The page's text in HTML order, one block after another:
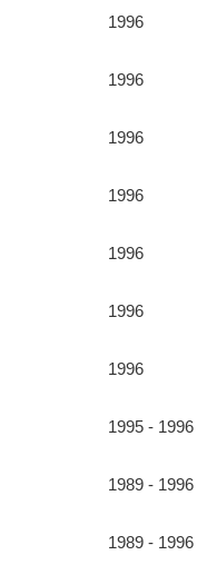
1996
1996
1996
1996
1996
1996
1996
1995 - 1996
1989 - 1996
1989 - 1996